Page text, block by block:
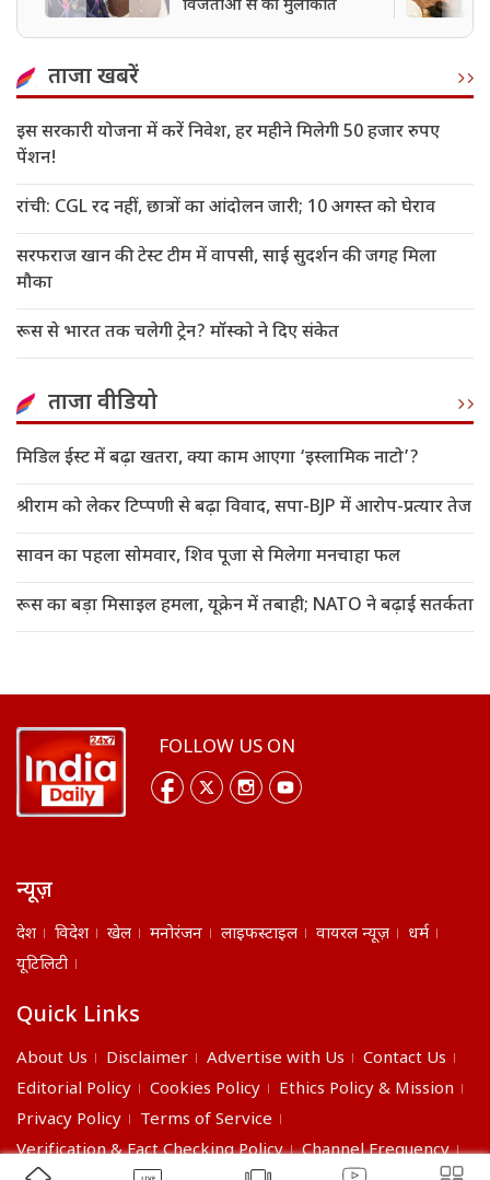
विजेताओं से की मुलाकात
ताजा खबरें
इस सरकारी योजना में करें निवेश, हर महीने मिलेगी 50 हजार रुपए
पेंशन!
रांची: CGL रद नहीं, छात्रों का आंदोलन जारी; 10 अगस्त को घेराव
सरफराज खान की टेस्ट टीम में वापसी, साई सुदर्शन की जगह मिला
मौका
रूस से भारत तक चलेगी ट्रेन? मॉस्को ने दिए संकेत
ताजा वीडियो
मिडिल ईस्ट में बढ़ा खतरा, क्या काम आएगा ‘इस्लामिक नाटो’?
श्रीराम को लेकर टिप्पणी से बढ़ा विवाद, सपा-BJP में आरोप-प्रत्यार तेज
सावन का पहला सोमवार, शिव पूजा से मिलेगा मनचाहा फल
रूस का बड़ा मिसाइल हमला, यूक्रेन में तबाही; NATO ने बढ़ाई सतर्कता
FOLLOW US ON
न्यूज़
देश विदेश खेल मनोरंजन लाइफस्टाइल वायरल न्यूज़
धर्म
यूटिलिटी
Quick Links
About Us Disclaimer Advertise with Us
Contact Us
Editorial Policy
Cookies Policy
Ethics Policy & Mission
Privacy Policy
Terms of Service
Verification & Fact Checking Policy
Channel Frequency